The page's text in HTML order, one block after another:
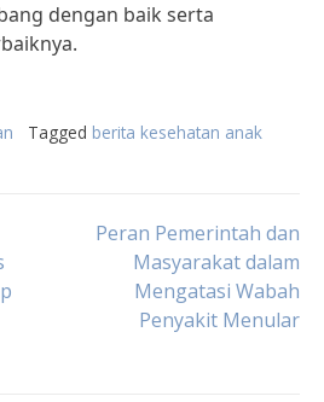
dengan baik serta
Tagged berita kesehatan anak
Peran Pemerintah dan
Masyarakat dalam
Mengatasi Wabah
Penyakit Menular